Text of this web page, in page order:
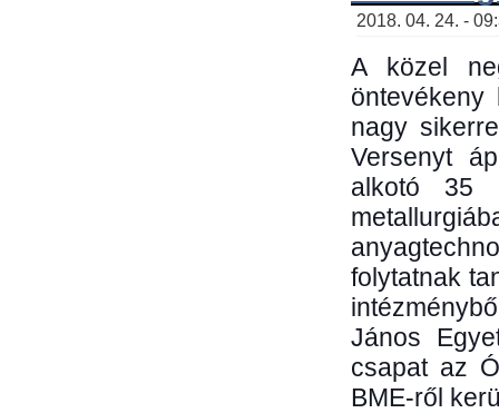
2018. 04. 24. -
A közel
nagy
Versenyt
alkotó 35
folytatnak
János
csapat az
BME-ről